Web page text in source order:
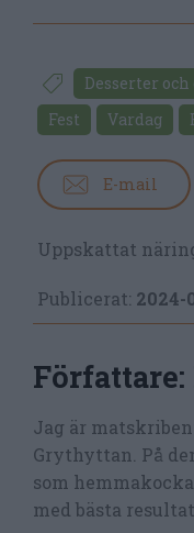
Desserter
Fest
Vardag
E-mail
Uppskattat
Publicerat: 2024-
Författare:
Jag är
Grythyttan. På
som
med bästa